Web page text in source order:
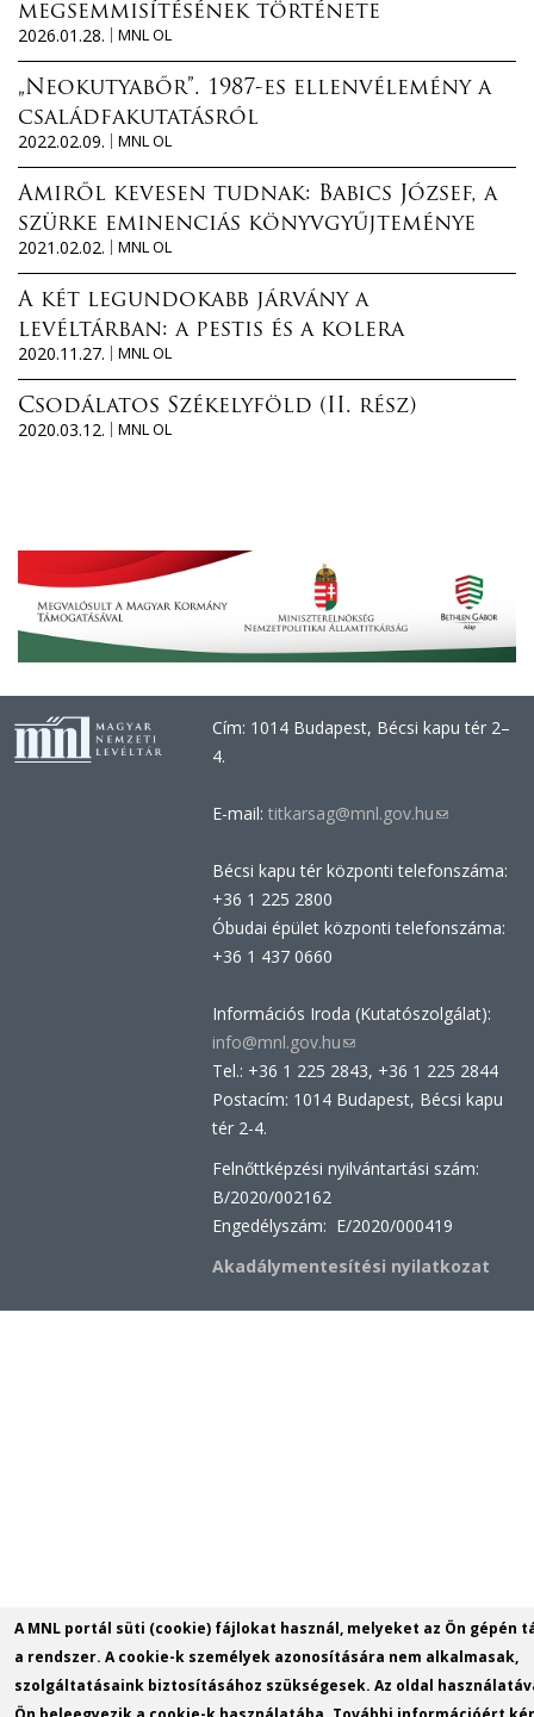
megsemmisítésének története
2026.01.28.
MNL OL
„Neokutyabőr”. 1987-es ellenvélemény a
családfakutatásról
2022.02.09.
MNL OL
Amiről kevesen tudnak: Babics József, a
szürke eminenciás könyvgyűjteménye
2021.02.02.
MNL OL
A két legundokabb járvány a
levéltárban: a pestis és a kolera
2020.11.27.
MNL OL
Csodálatos Székelyföld (II. rész)
2020.03.12.
MNL OL
Cím: 1014 Budapest, Bécsi kapu tér 2–
4.
E-mail: titkarsag@mnl.gov.hu(link
e-
Bécsi kapu tér központi telefonszáma:
+36 1 225 2800
Óbudai épület központi telefonszáma:
+36 1 437 0660
Információs Iroda (Kutatószolgálat):
info@mnl.gov.hu(link
sends
e-
Tel.: +36 1 225 2843, +36 1 225 2844
Postacím: 1014 Budapest, Bécsi kapu
tér 2-4.
Felnőttképzési nyilvántartási szám:
B/2020/002162
Engedélyszám: E/2020/000419
Akadálymentesítési nyilatkozat
A MNL portál süti (cookie) fájlokat használ, melyeket az Ön gépén
a rendszer. A cookie-k személyek azonosítására nem alkalmasak,
szolgáltatásaink biztosításához szükségesek. Az oldal